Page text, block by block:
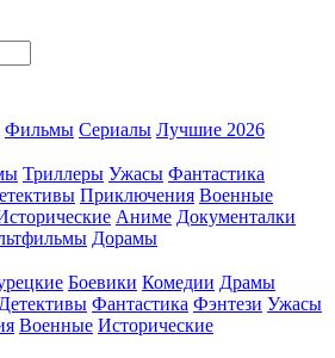
Фильмы Сериалы Лучшие 2026
Триллеры Ужасы Фантастика
Приключения Военные
Аниме Документалки
Дорамы
Боевики Комедии Драмы
Детективы Фантастика Фэнтези Ужасы
Военные Исторические